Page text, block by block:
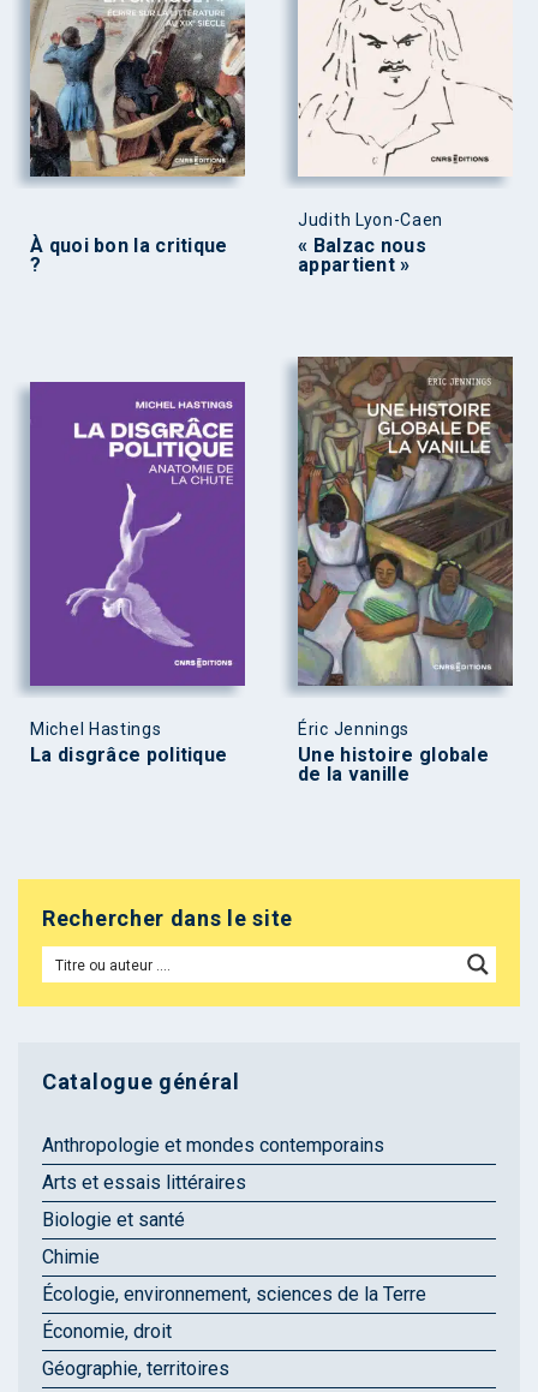
À quoi bon la critique
?
Judith Lyon-Caen
« Balzac nous
appartient »
Michel Hastings
La disgrâce politique
Éric Jennings
Une histoire globale
de la vanille
Rechercher dans le site
Catalogue général
Anthropologie et mondes contemporains
Arts et essais littéraires
Biologie et santé
Chimie
Écologie, environnement, sciences de la Terre
Économie, droit
Géographie, territoires